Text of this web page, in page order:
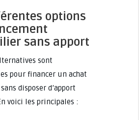
options
sans apport
sont
pour financer un achat
disposer d’apport
voici les principales :